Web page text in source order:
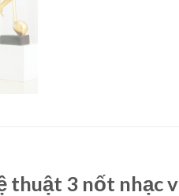
thuật 3 nốt nhạc